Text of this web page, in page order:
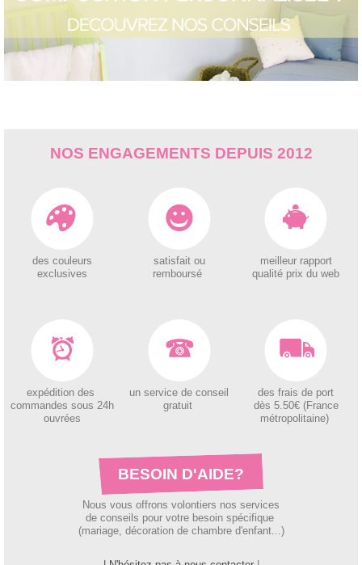
NOS ENGAGEMENTS DEPUIS 2012
des couleurs
exclusives
satisfait ou
remboursé
meilleur rapport
qualité prix du web
expédition des
commandes sous 24h
ouvrées
un service de conseil
gratuit
des frais de port
dès 5.50€ (France
métropolitaine)
BESOIN D'AIDE?
Nous vous offrons volontiers nos services
de conseils pour votre besoin spécifique
(mariage, décoration de chambre d'enfant...)